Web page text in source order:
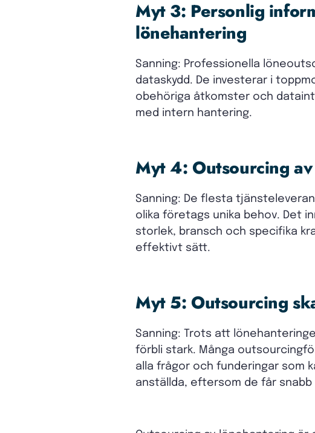
Myt 3: Personlig
lönehantering
Sanning: Professionella
dataskydd. De investerar i
obehöriga åtkomster och
med intern hantering.
Myt 4: Outsourcing
Sanning: De flesta
olika företags unika behov. Det
storlek, bransch och specifika
effektivt sätt.
Myt 5: Outsourcing
Sanning: Trots att
förbli stark. Många
alla frågor och funderingar som
anställda, eftersom de får